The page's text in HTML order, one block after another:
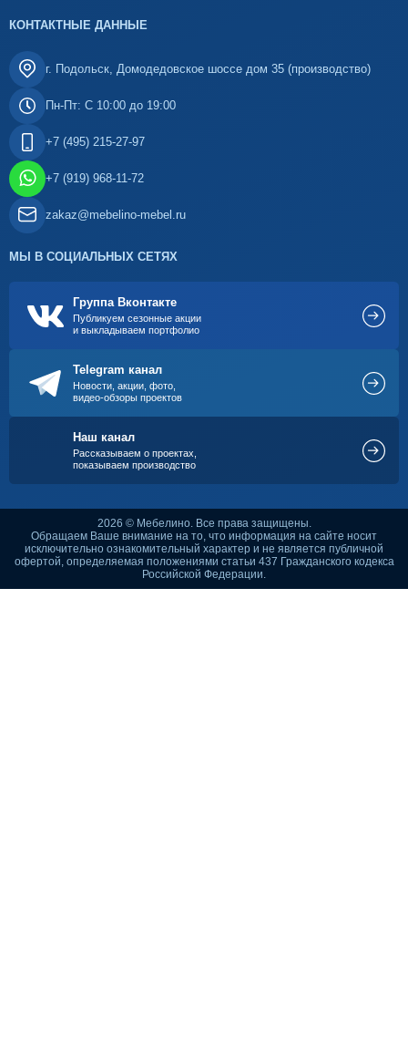
КОНТАКТНЫЕ ДАННЫЕ
г. Подольск, Домодедовское шоссе дом 35 (производство)
Пн-Пт: С 10:00 до 19:00
+7 (495) 215-27-97
+7 (919) 968-11-72
zakaz@mebelino-mebel.ru
МЫ В СОЦИАЛЬНЫХ СЕТЯХ
Группа Вконтакте
Публикуем сезонные акции
и выкладываем портфолио
Telegram канал
Новости, акции, фото,
видео-обзоры проектов
Наш канал
Рассказываем о проектах,
показываем производство
2026 © Мебелино. Все права защищены.
Обращаем Ваше внимание на то, что информация на сайте носит
исключительно ознакомительный характер и не является публичной
офертой, определяемая положениями статьи 437 Гражданского кодекса
Российской Федерации.